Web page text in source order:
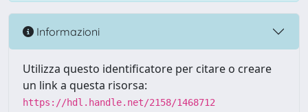
Informazioni
Utilizza questo identificatore per citare o creare
un link a questa risorsa:
https://hdl.handle.net/2158/1468712